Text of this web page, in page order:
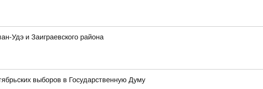
Удэ и Заиграевского района
выборов в Государственную Думу